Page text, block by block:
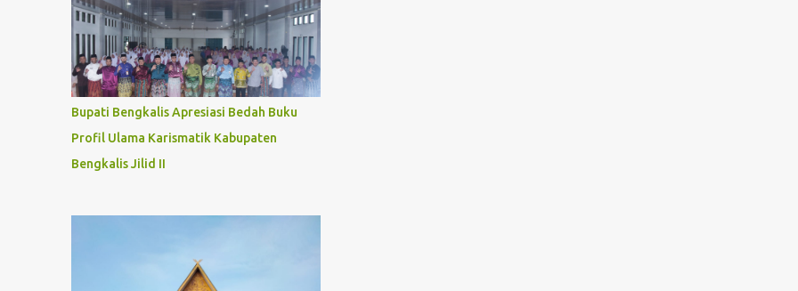
Bupati Bengkalis Apresiasi Bedah Buku
Profil Ulama Karismatik Kabupaten
Bengkalis Jilid II